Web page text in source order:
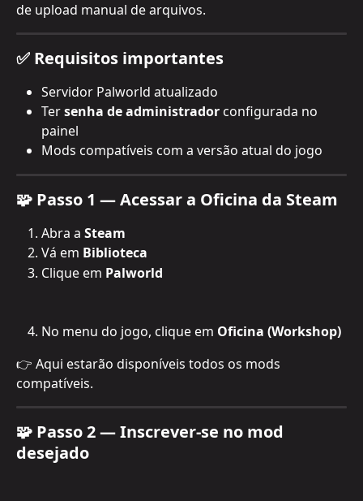
de upload manual de arquivos.
✅ Requisitos importantes
Servidor Palworld atualizado
Ter senha de administrador configurada no
painel
Mods compatíveis com a versão atual do jogo
🧩 Passo 1 — Acessar a Oficina da Steam
Abra a Steam
Vá em Biblioteca
Clique em Palworld
No menu do jogo, clique em Oficina (Workshop)
👉 Aqui estarão disponíveis todos os mods
compatíveis.
🧩 Passo 2 — Inscrever-se no mod
desejado